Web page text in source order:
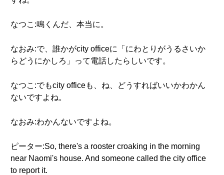
なつこ:鳴くんだ、本当に。
なおみ:で、誰かがcity officeに「にわとりがうるさいか
らどうにかしろ」って電話したらしいです。
なつこ:でもcity officeも、ね、どうすればいいかわかん
ないですよね。
なおみ:わかんないですよね。
ピーター:So, there's a rooster croaking in the morning
near Naomi's house. And someone called the city office
to report it.